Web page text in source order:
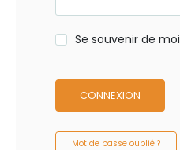
Se souvenir de moi
CONNEXION
Mot de passe oublié ?